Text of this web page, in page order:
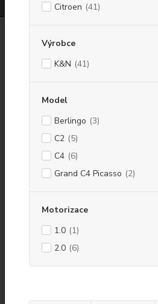
Citroen (41)
Výrobce
K&N (41)
Model
Berlingo (3)
C2 (5)
C4 (6)
Grand C4 Picasso (2)
Motorizace
1.0 (1)
2.0 (6)